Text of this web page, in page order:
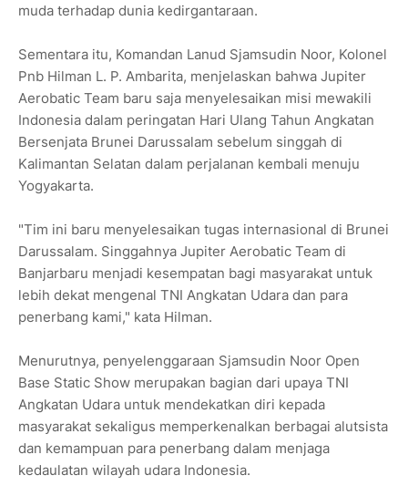
muda terhadap dunia kedirgantaraan.
Sementara itu, Komandan Lanud Sjamsudin Noor, Kolonel
Pnb Hilman L. P. Ambarita, menjelaskan bahwa Jupiter
Aerobatic Team baru saja menyelesaikan misi mewakili
Indonesia dalam peringatan Hari Ulang Tahun Angkatan
Bersenjata Brunei Darussalam sebelum singgah di
Kalimantan Selatan dalam perjalanan kembali menuju
Yogyakarta.
"Tim ini baru menyelesaikan tugas internasional di Brunei
Darussalam. Singgahnya Jupiter Aerobatic Team di
Banjarbaru menjadi kesempatan bagi masyarakat untuk
lebih dekat mengenal TNI Angkatan Udara dan para
penerbang kami," kata Hilman.
Menurutnya, penyelenggaraan Sjamsudin Noor Open
Base Static Show merupakan bagian dari upaya TNI
Angkatan Udara untuk mendekatkan diri kepada
masyarakat sekaligus memperkenalkan berbagai alutsista
dan kemampuan para penerbang dalam menjaga
kedaulatan wilayah udara Indonesia.